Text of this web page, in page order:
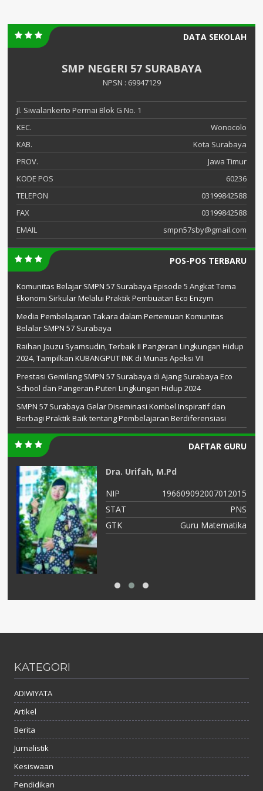
DATA SEKOLAH
SMP NEGERI 57 SURABAYA
NPSN : 69947129
Jl. Siwalankerto Permai Blok G No. 1
KEC.
Wonocolo
KAB.
Kota Surabaya
PROV.
Jawa Timur
KODE POS
60236
TELEPON
03199842588
FAX
03199842588
EMAIL
smpn57sby@gmail.com
POS-POS TERBARU
Komunitas Belajar SMPN 57 Surabaya Episode 5 Angkat Tema
Ekonomi Sirkular Melalui Praktik Pembuatan Eco Enzym
Media Pembelajaran Takara dalam Pertemuan Komunitas
Belalar SMPN 57 Surabaya
Raihan Jouzu Syamsudin, Terbaik II Pangeran Lingkungan Hidup
2024, Tampilkan KUBANGPUT INK di Munas Apeksi VII
Prestasi Gemilang SMPN 57 Surabaya di Ajang Surabaya Eco
School dan Pangeran-Puteri Lingkungan Hidup 2024
SMPN 57 Surabaya Gelar Diseminasi Kombel Inspiratif dan
Berbagi Praktik Baik tentang Pembelajaran Berdiferensiasi
DAFTAR GURU
Dra. Urifah, M.Pd
NIP
196609092007012015
STAT
PNS
GTK
Guru Matematika
KATEGORI
ADIWIYATA
Artikel
Berita
Jurnalistik
Kesiswaan
Pendidikan